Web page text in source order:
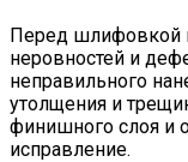
Перед шлифовкой
неровностей и
неправильного
утолщения и
финишного слоя и
исправление.